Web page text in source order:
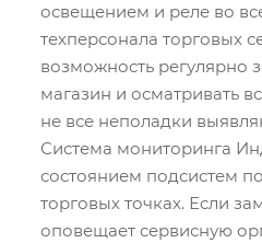
освещением и реле во
техперсонала торговых
возможность регулярно
магазин и осматривать
не все неполадки
Система мониторинга
состоянием подсистем
торговых точках. Если
оповещает сервисную